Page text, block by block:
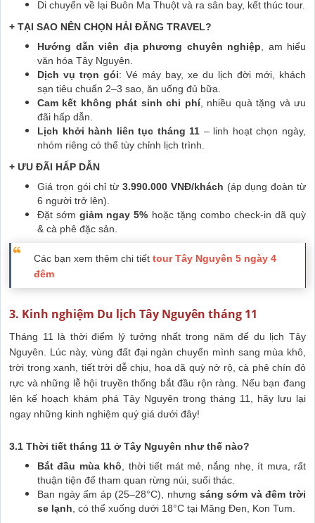
Di chuyển về lại Buôn Ma Thuột và ra sân bay, kết thúc tour.
+ TẠI SAO NÊN CHỌN HẢI ĐĂNG TRAVEL?
Hướng dẫn viên địa phương chuyên nghiệp, am hiểu
văn hóa Tây Nguyên.
Dịch vụ trọn gói: Vé máy bay, xe du lịch đời mới, khách
sạn tiêu chuẩn 2–3 sao, ăn uống đủ bữa.
Cam kết không phát sinh chi phí, nhiều quà tặng và ưu
đãi hấp dẫn.
Lịch khởi hành liên tục tháng 11 – linh hoạt chọn ngày,
nhóm riêng có thể tùy chỉnh lịch trình.
+ ƯU ĐÃI HẤP DẪN
Giá trọn gói chỉ từ 3.990.000 VNĐ/khách (áp dụng đoàn từ
6 người trở lên).
Đặt sớmgiảm ngay 5% hoặc tặng combo check-in dã quỳ
& cà phê đặc sản.
Các bạn xem thêm chi tiết tour Tây Nguyên 5 ngày 4
đêm
3. Kinh nghiệm Du lịch Tây Nguyên tháng 11
Tháng 11 là thời điểm lý tưởng nhất trong năm để du lịch Tây
Nguyên. Lúc này, vùng đất đại ngàn chuyển mình sang mùa khô,
trời trong xanh, tiết trời dễ chịu, hoa dã quỳ nở rộ, cà phê chín đỏ
rực và những lễ hội truyền thống bắt đầu rộn ràng. Nếu bạn đang
lên kế hoạch khám phá Tây Nguyên trong tháng 11, hãy lưu lại
ngay những kinh nghiệm quý giá dưới đây!
3.1 Thời tiết tháng 11 ở Tây Nguyên như thế nào?
Bắt đầu mùa khô, thời tiết mát mẻ, nắng nhẹ, ít mưa, rất
thuận tiện để tham quan rừng núi, suối thác.
Ban ngày ấm áp (25–28°C), nhưng sáng sớm và đêm trời
se lạnh, có thể xuống dưới 18°C tại Măng Đen, Kon Tum.